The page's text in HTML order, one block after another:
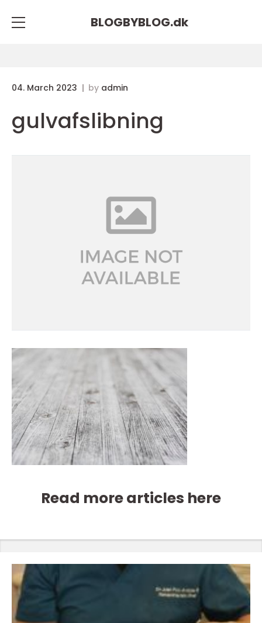
BLOGBYBLOG.dk
04. March 2023 by admin
gulvafslibning
Read more articles here